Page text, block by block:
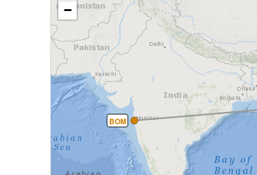
BOM
−